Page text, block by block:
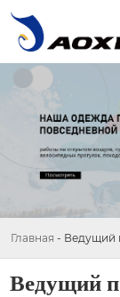
Главная - Ведущий
Ведущий